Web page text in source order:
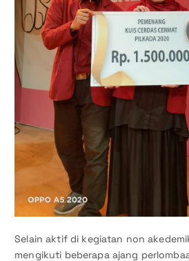
Selain aktif di kegiatan non
mengikuti beberapa ajang